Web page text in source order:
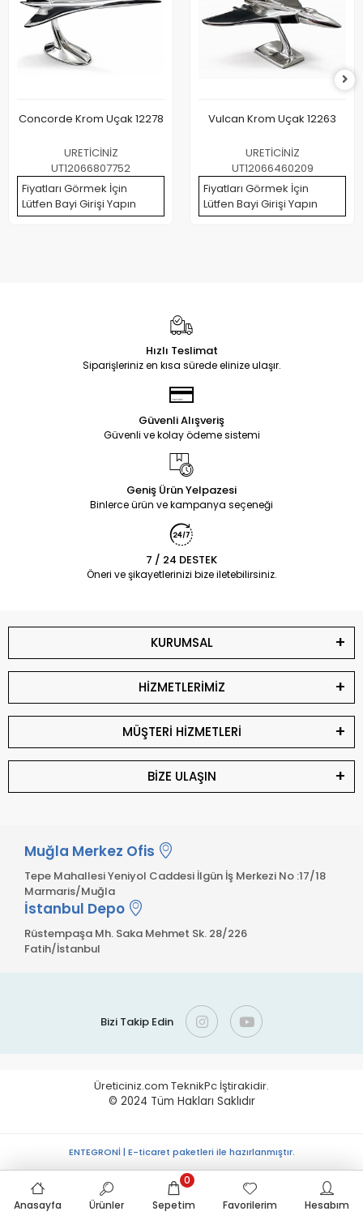
Concorde Krom Uçak 12278
URETİCİNİZ
UT12066807752
Fiyatları Görmek İçin
Lütfen Bayi Girişi Yapın
Vulcan Krom Uçak 12263
URETİCİNİZ
UT12066460209
Fiyatları Görmek İçin
Lütfen Bayi Girişi Yapın
Hızlı Teslimat
Siparişleriniz en kısa sürede elinize ulaşır.
Güvenli Alışveriş
Güvenli ve kolay ödeme sistemi
Geniş Ürün Yelpazesi
Binlerce ürün ve kampanya seçeneği
7 / 24 DESTEK
Öneri ve şikayetlerinizi bize iletebilirsiniz.
KURUMSAL
HİZMETLERİMİZ
MÜŞTERİ HİZMETLERİ
BİZE ULAŞIN
Muğla Merkez Ofis
Tepe Mahallesi Yeniyol Caddesi İlgün İş Merkezi No :17/18
Marmaris/Muğla
İstanbul Depo
Rüstempaşa Mh. Saka Mehmet Sk. 28/226
Fatih/İstanbul
Bizi Takip Edin
Üreticiniz.com TeknikPc İştirakidir.
© 2024 Tüm Hakları Saklıdır
Anasayfa Ürünler Sepetim
0
Favorilerim
Hesabım
ENTEGRONİ | E-ticaret paketleri ile hazırlanmıştır.